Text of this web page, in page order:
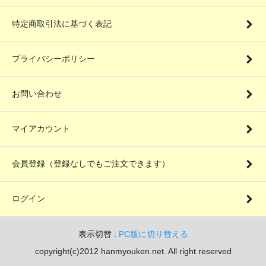
特定商取引法に基づく表記
プライバシーポリシー
お問い合わせ
マイアカウント
会員登録（登録なしでもご注文できます）
ログイン
表示切替 : PC版に切り替える
copyright(c)2012 hanmyouken.net. All right reserved